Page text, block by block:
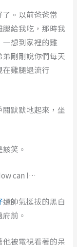
。以前爸爸當
給我吃，那時我
想到家裡的雞
剛剛說你們每天
雞腿退流行
默默地起來，坐
笑。
can I…
還帥氣挺拔的黑白
前。
被電視看著的呆